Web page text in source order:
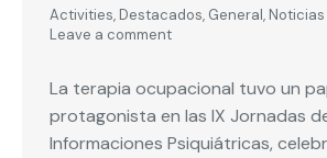
Activities, Destacados, General, Noticias
Leave a comment
La terapia ocupacional tuvo un
protagonista en las IX Jornadas
Informaciones Psiquiátricas,